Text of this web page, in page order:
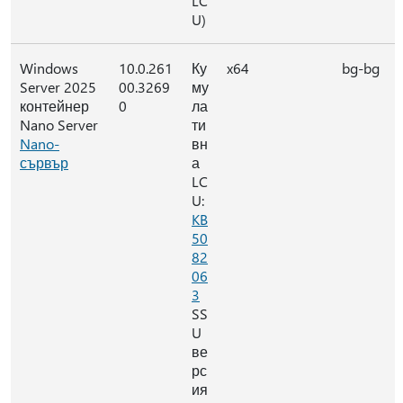
U)
Windows
Server 2025
контейнер
Nano Server
Nano-
сървър
10.0.261
00.3269
0
Ку
му
ла
ти
вн
а
LC
U:
KB
50
82
06
3
SS
U
ве
рс
ия
x64 bg-bg